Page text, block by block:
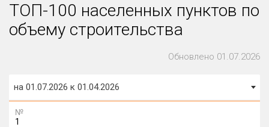
ТОП-100 населенных пунктов по
объему строительства
Обновлено 01.07.2026
на 01.07.2026 к 01.04.2026
№
1